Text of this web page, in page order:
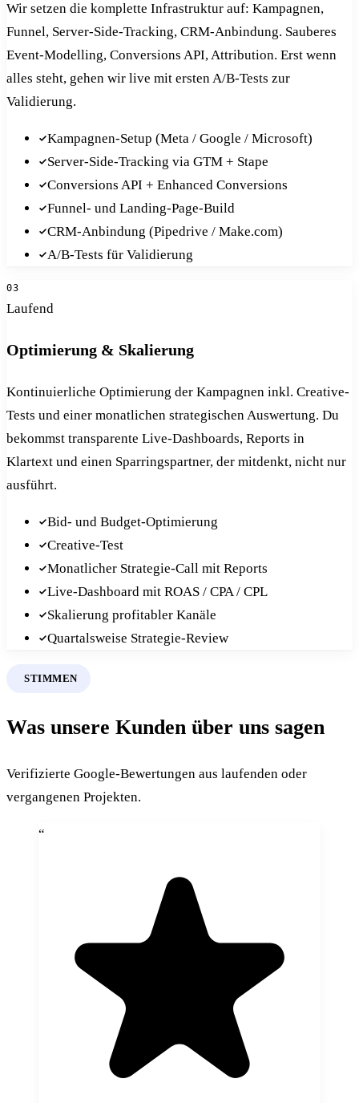
Wir setzen die komplette Infrastruktur auf: Kampagnen,
Funnel, Server-Side-Tracking, CRM-Anbindung. Sauberes
Event-Modelling, Conversions API, Attribution. Erst wenn
alles steht, gehen wir live mit ersten A/B-Tests zur
Validierung.
Kampagnen-Setup (Meta / Google / Microsoft)
Server-Side-Tracking via GTM + Stape
Conversions API + Enhanced Conversions
Funnel- und Landing-Page-Build
CRM-Anbindung (Pipedrive / Make.com)
A/B-Tests für Validierung
03
Laufend
Optimierung & Skalierung
Kontinuierliche Optimierung der Kampagnen inkl. Creative-
Tests und einer monatlichen strategischen Auswertung. Du
bekommst transparente Live-Dashboards, Reports in
Klartext und einen Sparringspartner, der mitdenkt, nicht nur
ausführt.
Bid- und Budget-Optimierung
Creative-Test
Monatlicher Strategie-Call mit Reports
Live-Dashboard mit ROAS / CPA / CPL
Skalierung profitabler Kanäle
Quartalsweise Strategie-Review
STIMMEN
Was unsere Kunden über uns sagen
Verifizierte Google-Bewertungen aus laufenden oder
vergangenen Projekten.
“